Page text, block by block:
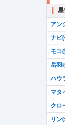
アン
ナビ
モコ
岳羽
ハウ
マタ
クロ
リン